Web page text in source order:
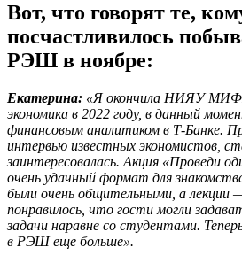
Вот, что говорят те,
посчастливилось
РЭШ в ноябре:
Екатерина: «Я окончила НИЯУ
экономика в 2022 году, в данный
финансовым аналитиком в Т-Банке.
интервью известных экономистов,
заинтересовалась. Акция «Проведи
очень удачный формат для
были очень общительными, а
понравилось, что гости могли
задачи наравне со студентами.
в РЭШ еще больше».